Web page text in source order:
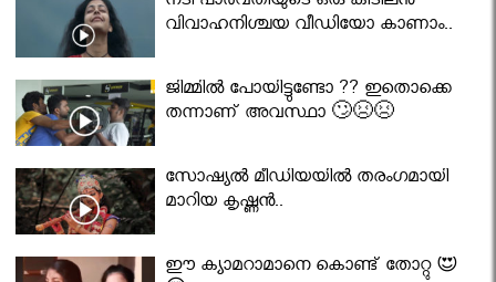
വിവാഹനിശ്ചയ വീഡിയോ കാണാം..
ജിമ്മിൽ പോയിട്ടുണ്ടോ ?? ഇതൊക്കെ
തന്നാണ് അവസ്ഥാ 🙄😣😣
സോഷ്യൽ മീഡിയയിൽ തരംഗമായി
മാറിയ കൃഷ്ണൻ..
ഈ ക്യാമറാമാനെ കൊണ്ട് തോറ്റു 😍